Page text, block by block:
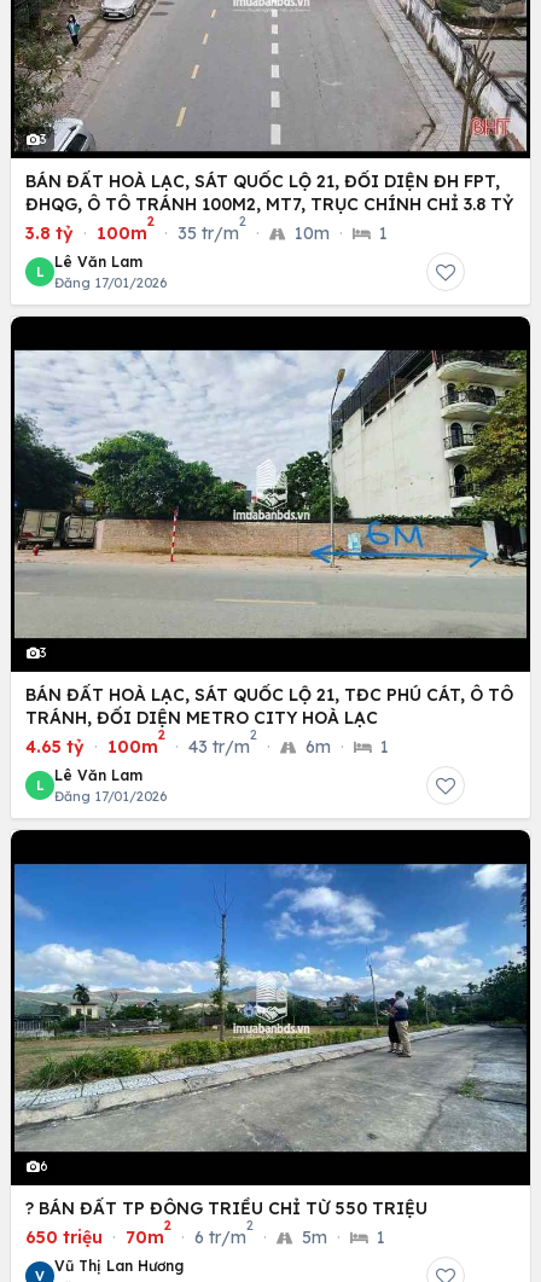
3
BÁN ĐẤT HOÀ LẠC, SÁT QUỐC LỘ 21, ĐỐI DIỆN ĐH FPT,
ĐHQG, Ô TÔ TRÁNH 100M2, MT7, TRỤC CHÍNH CHỈ 3.8 TỶ
3.8 tỷ · 100m
2
· 35 tr/m
2
· 10m · 1
L
Lê Văn Lam
Đăng 17/01/2026
3
BÁN ĐẤT HOÀ LẠC, SÁT QUỐC LỘ 21, TĐC PHÚ CÁT, Ô TÔ
TRÁNH, ĐỐI DIỆN METRO CITY HOÀ LẠC
4.65 tỷ · 100m
2
· 43 tr/m
2
· 6m · 1
L
Lê Văn Lam
Đăng 17/01/2026
6
? BÁN ĐẤT TP ĐÔNG TRIỀU CHỈ TỪ 550 TRIỆU
650 triệu · 70m
2
· 6 tr/m
2
· 5m · 1
V
Vũ Thị Lan Hương